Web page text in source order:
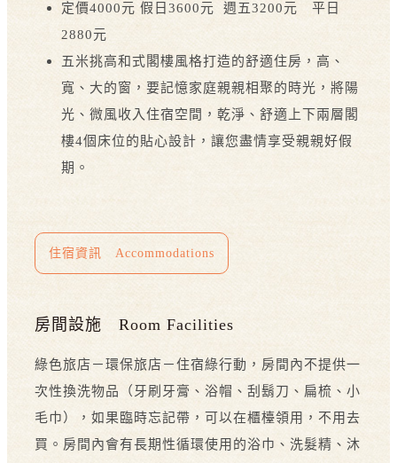
定價4000元 假日3600元 週五3200元 平日
2880元
五米挑高和式閣樓風格打造的舒適住房，高、
寬、大的窗，要記憶家庭親親相聚的時光，將陽
光、微風收入住宿空間，乾淨、舒適上下兩層閣
樓4個床位的貼心設計，讓您盡情享受親親好假
期。
住宿資訊 Accommodations
房間設施 Room Facilities
綠色旅店－環保旅店－住宿綠行動，房間內不提供一
次性換洗物品（牙刷牙膏、浴帽、刮鬍刀、扁梳、小
毛巾），如果臨時忘記帶，可以在櫃檯領用，不用去
買。房間內會有長期性循環使用的浴巾、洗髮精、沐